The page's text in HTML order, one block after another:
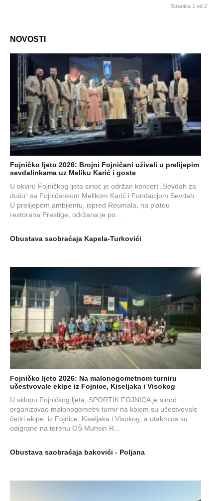
Stranica 1 od 2
NOVOSTI
Fojničko ljeto 2026: Brojni Fojničani uživali u prelijepim
sevdalinkama uz Meliku Karić i goste
U okviru Fojničkog ljeta sinoć je održan koncert „Sevdah za
dušu“ sa Fojničankom Melikom Karić i Fondacijom Sevdah.
U prelijepom ambijentu, ispred Reumala, na platou
restorana Prestige, održana je po...
Obustava saobraćaja Kapela-Turkovići
Fojničko ljeto 2026: Na malonogometnom turniru
učestvovale ekipe iz Fojnice, Kiseljaka i Visokog
U sklopu Fojničkog ljeta, SPORTIK FOJNICA je sinoć
organizovao malonogometni turnir na kojem su učestvovale
četiri ekipe, iz Fojnice, Kiseljaka i Visokog, a utakmice su
odigrane na terenu OŠ Muhsin R...
Obustava saobraćaja bakovići - Poljana